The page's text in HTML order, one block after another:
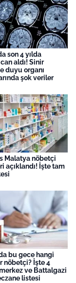
son 4 yılda
aldı! Sinir
duyu organı
şok veriler
Malatya nöbetçi
açıklandı! İşte tam
bu gece hangi
nöbetçi? İşte 4
ve Battalgazi
listesi